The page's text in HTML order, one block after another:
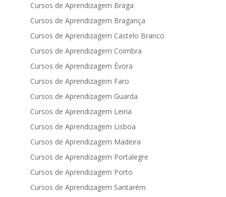
Cursos de Aprendizagem Braga
Cursos de Aprendizagem Bragança
Cursos de Aprendizagem Castelo Branco
Cursos de Aprendizagem Coimbra
Cursos de Aprendizagem Évora
Cursos de Aprendizagem Faro
Cursos de Aprendizagem Guarda
Cursos de Aprendizagem Leiria
Cursos de Aprendizagem Lisboa
Cursos de Aprendizagem Madeira
Cursos de Aprendizagem Portalegre
Cursos de Aprendizagem Porto
Cursos de Aprendizagem Santarém